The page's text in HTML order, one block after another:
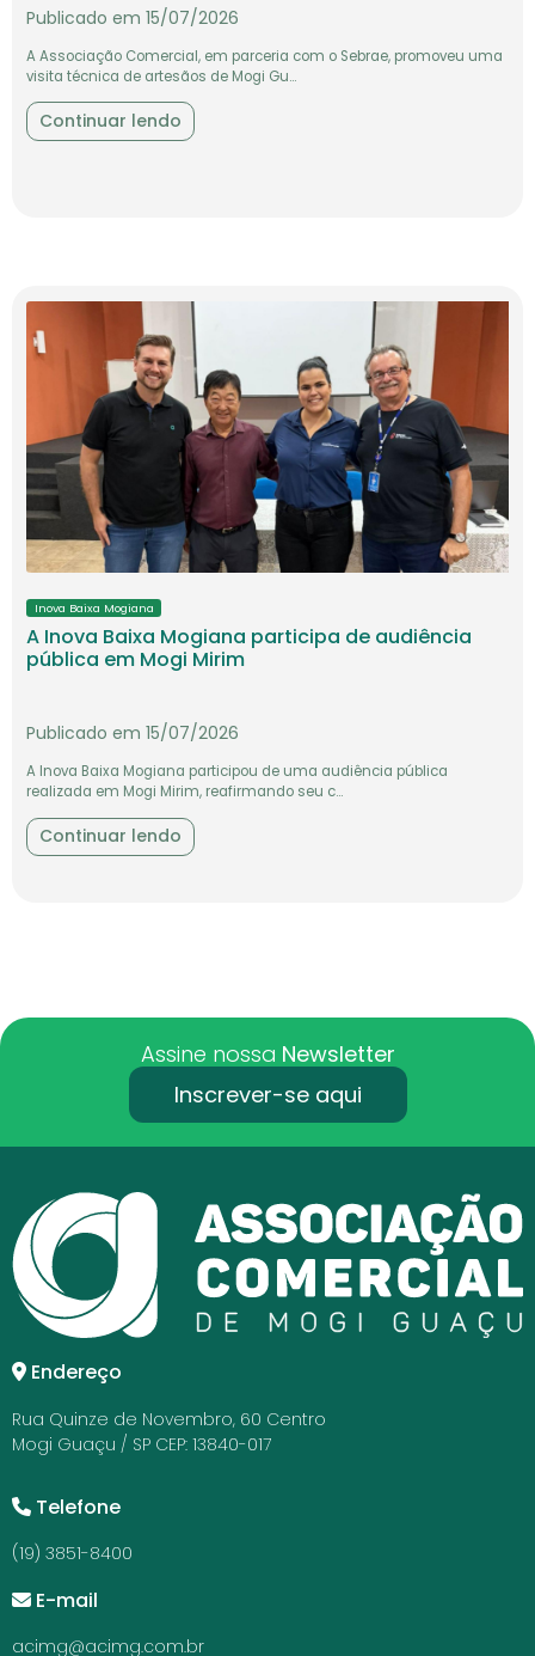
Continuar lendo
Inova Baixa Mogiana
A Inova Baixa Mogiana participa de audiência
pública em Mogi Mirim
Publicado em 15/07/2026
A Inova Baixa Mogiana participou de uma audiência pública
Continuar lendo
Endereço
Rua Quinze de Novembro, 60 Centro
Mogi Guaçu / SP CEP: 13840-017
Telefone
(19) 3851-8400
E-mail
acimg@acimg.com.br
Redes Sociais